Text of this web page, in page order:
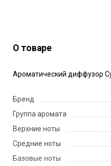
О товаре
Ароматический диффузор
Бренд
Группа аромата
Верхние ноты
Средние ноты
Базовые ноты